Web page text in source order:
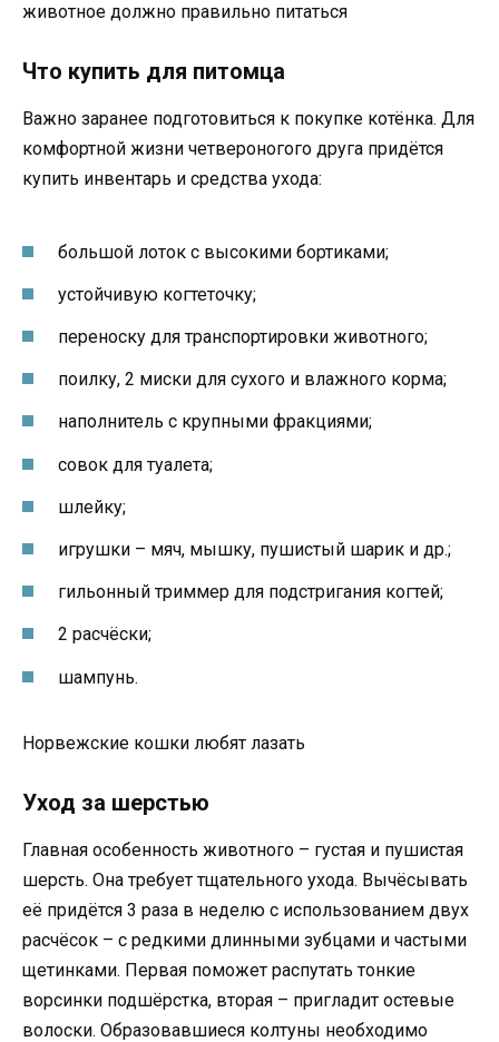
животное должно правильно питаться
Что купить для питомца
Важно заранее подготовиться к покупке котёнка. Для
комфортной жизни четвероногого друга придётся
купить инвентарь и средства ухода:
большой лоток с высокими бортиками;
устойчивую когтеточку;
переноску для транспортировки животного;
поилку, 2 миски для сухого и влажного корма;
наполнитель с крупными фракциями;
совок для туалета;
шлейку;
игрушки – мяч, мышку, пушистый шарик и др.;
гильонный триммер для подстригания когтей;
2 расчёски;
шампунь.
Норвежские кошки любят лазать
Уход за шерстью
Главная особенность животного – густая и пушистая
шерсть. Она требует тщательного ухода. Вычёсывать
её придётся 3 раза в неделю с использованием двух
расчёсок – с редкими длинными зубцами и частыми
щетинками. Первая поможет распутать тонкие
ворсинки подшёрстка, вторая – пригладит остевые
волоски. Образовавшиеся колтуны необходимо